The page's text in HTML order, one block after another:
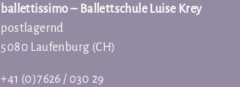
ballettissimo – Ballettschule Luise Krey
postlagernd
5080 Laufenburg (CH)
+41 (0)7626 / 030 29